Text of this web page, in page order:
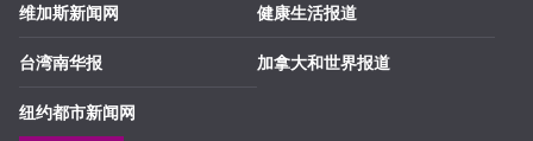
维加斯新闻网
台湾南华报
纽约都市新闻网
健康生活报道
加拿大和世界报道